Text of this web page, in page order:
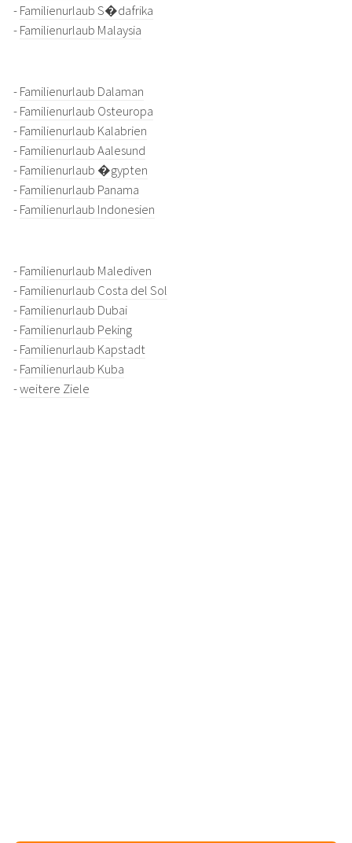
-Familienurlaub S�dafrika
-Familienurlaub Malaysia
-Familienurlaub Dalaman
-Familienurlaub Osteuropa
-Familienurlaub Kalabrien
-Familienurlaub Aalesund
-Familienurlaub �gypten
-Familienurlaub Panama
-Familienurlaub Indonesien
-Familienurlaub Malediven
-Familienurlaub Costa del Sol
-Familienurlaub Dubai
-Familienurlaub Peking
-Familienurlaub Kapstadt
-Familienurlaub Kuba
-weitere Ziele